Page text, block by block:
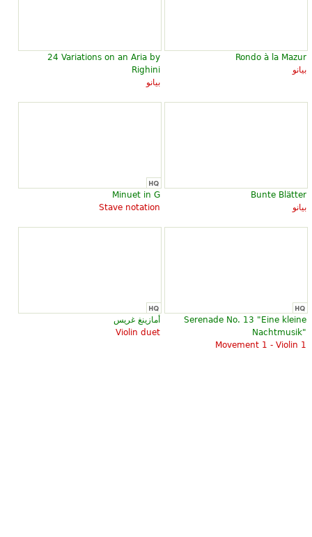
Rondo à la Mazur
بيانو
24 Variations on an Aria by
Righini
بيانو
Bunte Blätter
بيانو
Minuet in G
Stave notation
Serenade No. 13 "Eine kleine
Nachtmusik"
Movement 1 - Violin 1
أمازينغ غريس
Violin duet